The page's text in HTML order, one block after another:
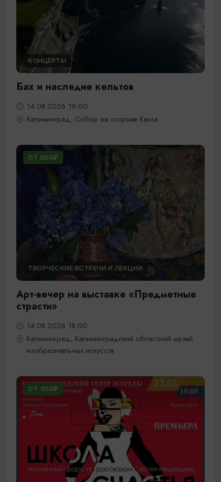
КОНЦЕРТЫ
Бах и наследие кельтов
14.08.2026 19:00
Калининград, Собор на острове Канта
ОТ 500₽
ТВОРЧЕСКИЕ ВСТРЕЧИ И ЛЕКЦИИ
Арт-вечер на выставке «Предметные
страсти»
14.08.2026 18:00
Калининград, Калининградский областной музей
изобразительных искусств
ОТ 300₽